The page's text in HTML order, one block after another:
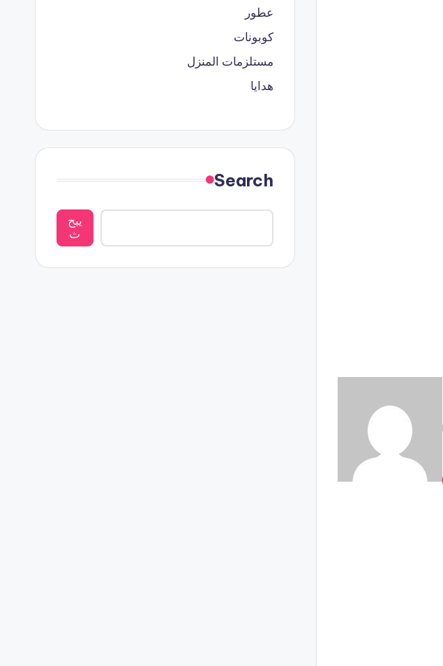
عطور
كوبونات
مستلزمات المنزل
هدايا
Search
يبح
ث